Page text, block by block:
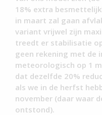
18% extra
in maart zal gaan
variant vrijwel zijn
treedt er stabilisatie
geen rekening met de
meteorologisch op 1
dat dezelfde 20%
als we in de herfst
november (daar waar
ontstond).